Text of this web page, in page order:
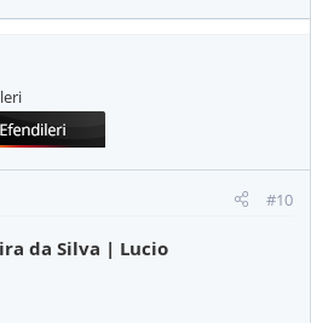
#10
da Silva | Lucio